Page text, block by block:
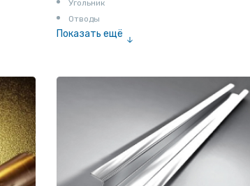
Угольник
Отводы
Показать ещё
Удлинители для труб
Крестовины
Контргайки